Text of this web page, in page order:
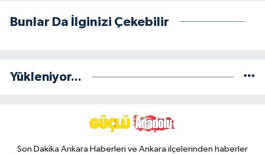
Bunlar Da İlginizi Çekebilir
Yükleniyor...
Son Dakika Ankara Haberleri ve Ankara ilçelerinden haberler